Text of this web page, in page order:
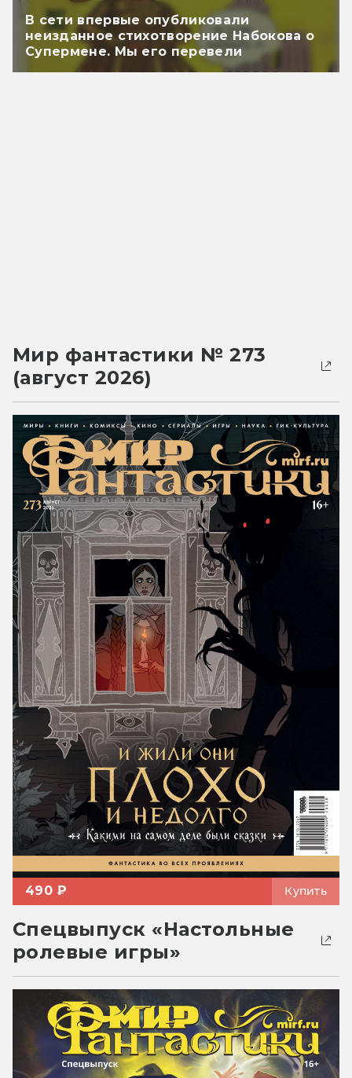
В сети впервые опубликовали
неизданное стихотворение Набокова о
Супермене. Мы его перевели
Мир фантастики № 273
(август 2026)
490 ₽ Купить
Спецвыпуск «Настольные
ролевые игры»